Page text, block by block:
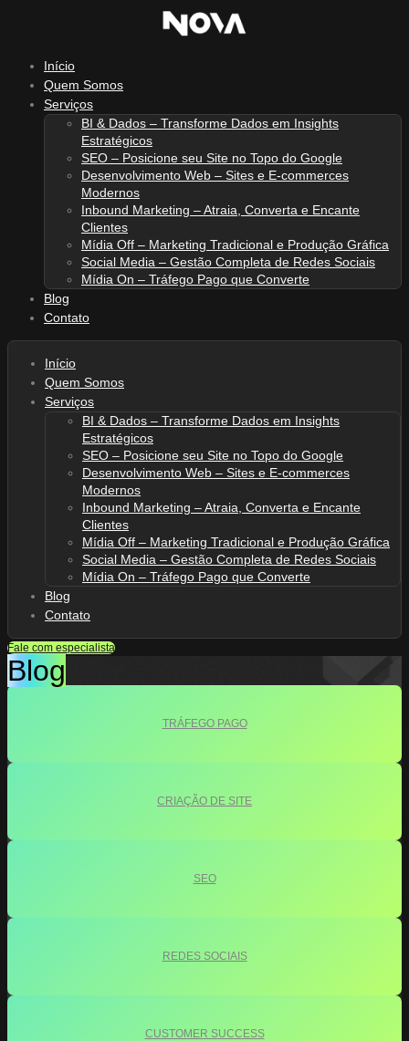
conteúdoInício
Quem Somos
Serviços
BI & Dados – Transforme Dados em Insights
Estratégicos
SEO – Posicione seu Site no Topo do Google
Desenvolvimento Web – Sites e E-commerces
Modernos
Inbound Marketing – Atraia, Converta e Encante
Clientes
Mídia Off – Marketing Tradicional e Produção Gráfica
Social Media – Gestão Completa de Redes Sociais
Mídia On – Tráfego Pago que Converte
Blog
Contato
Início
Quem Somos
Serviços
BI & Dados – Transforme Dados em Insights
Estratégicos
SEO – Posicione seu Site no Topo do Google
Desenvolvimento Web – Sites e E-commerces
Modernos
Inbound Marketing – Atraia, Converta e Encante
Clientes
Mídia Off – Marketing Tradicional e Produção Gráfica
Social Media – Gestão Completa de Redes Sociais
Mídia On – Tráfego Pago que Converte
Blog
Contato
Fale com especialista
Blog
TRÁFEGO PAGO
CRIAÇÃO DE SITE
SEO
REDES SOCIAIS
CUSTOMER SUCCESS